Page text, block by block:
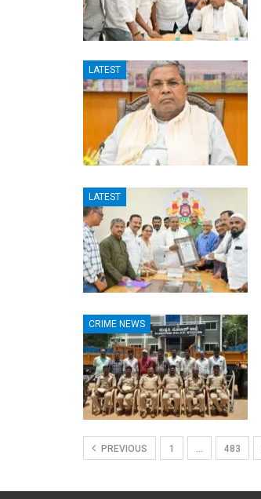
LATEST
LATEST
CRIME NEWS
PREVIOUS 1 … 483